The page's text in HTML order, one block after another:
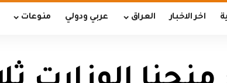
اخر الاخبار العراق عربي ودولي منوعات